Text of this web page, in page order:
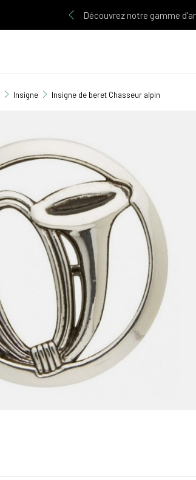
Découvrez notre gamme
Insigne Insigne de beret Chasseur alpin